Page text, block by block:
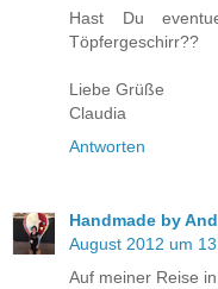
Hast Du
Töpfergeschirr??
Liebe Grüße
Claudia
Antworten
Handmade by
August 2012 um
Auf meiner Reise